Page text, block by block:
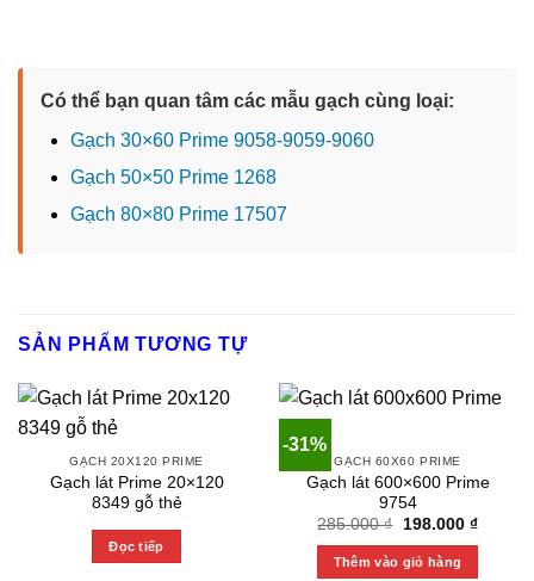
Có thể bạn quan tâm các mẫu gạch cùng loại:
Gạch 30×60 Prime 9058-9059-9060
Gạch 50×50 Prime 1268
Gạch 80×80 Prime 17507
SẢN PHẨM TƯƠNG TỰ
GẠCH 20X120 PRIME
Gạch lát Prime 20×120
8349 gỗ thẻ
Đọc tiếp
-31%
GẠCH 60X60 PRIME
Gạch lát 600×600 Prime
9754
285.000₫
Original
was:
285.000 ₫.
198.000 ₫Current
Thêm vào giỏ hàng